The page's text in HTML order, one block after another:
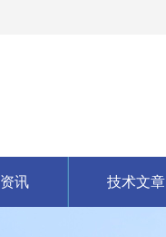
讯 技术文章